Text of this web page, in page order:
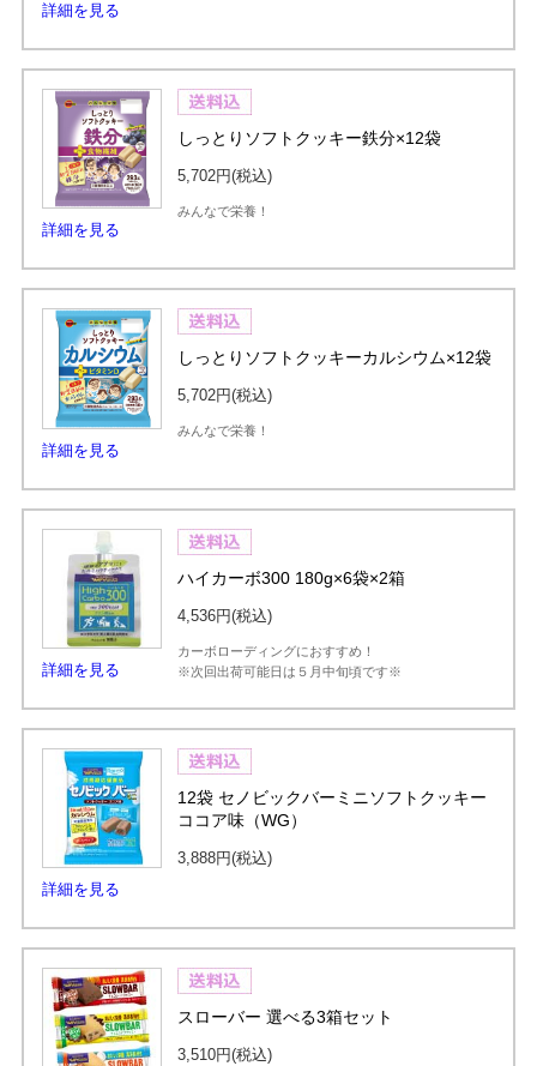
詳細を見る
詳細を見る
しっとりソフトクッキー鉄分×12袋
5,702円(税込)
みんなで栄養！
詳細を見る
しっとりソフトクッキーカルシウム×12袋
5,702円(税込)
みんなで栄養！
詳細を見る
ハイカーボ300 180g×6袋×2箱
4,536円(税込)
カーボローディングにおすすめ！
※次回出荷可能日は５月中旬頃です※
詳細を見る
12袋 セノビックバーミニソフトクッキー
ココア味（WG）
3,888円(税込)
スローバー 選べる3箱セット
3,510円(税込)